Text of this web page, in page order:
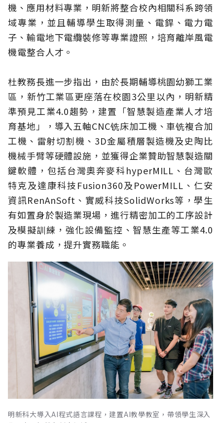
機、應用材料專業，明新將整合校內相關科系跨領
域專業，並且輔導學生取得測量、電銲、電力電
子、輸電地下電纜裝修等專業證照，培育離岸風電
機電整合人才。
杜教務長進一步指出，由於長期輔導桃園幼獅工業
區，新竹工業區更座落在校園3公里以內，明新精
準預見工業4.0趨勢，建置「智慧製造產業人才培
育基地」，導入五軸CNC铣床加工機、車铣複合加
工機、雷射切割機、3D金屬積層製造機及史陶比
機械手臂等硬體設施，並獲得企業贊助智慧製造關
鍵軟體，包括台灣奧奔麥科hyperMILL、台灣歐
特克及達康科技Fusion360及PowerMILL、仁安
資訊RenAnSoft、實威科技SolidWorks等，學生
有如置身於製造業現場，進行精密加工的工序設計
及模擬訓練，強化設備監控、智慧生產等工業4.0
的專業養成，提升實務職能。
明新科大導入AI程式語言課程，建置AI教學教室，帶領學生深入